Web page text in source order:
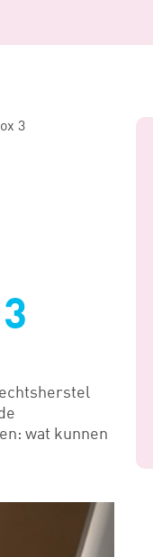
3
wat kunnen